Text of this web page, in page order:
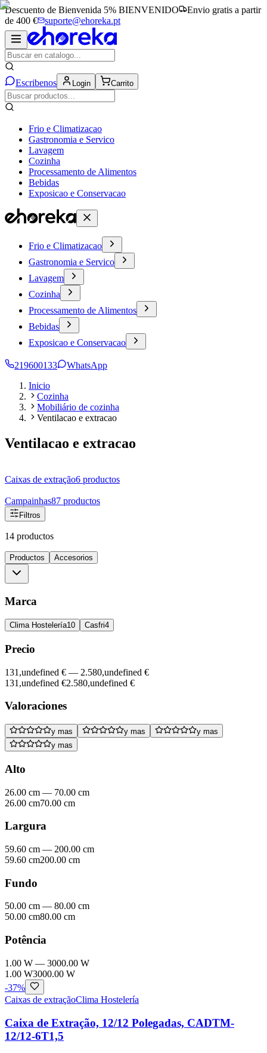
Descuento de Bienvenida 5% BIENVENIDO
Envio gratis a partir
de 400 €
suporte@ehoreka.pt
Escribenos Login Carrito
Frio e Climatizacao
Gastronomia e Servico
Lavagem
Cozinha
Processamento de Alimentos
Bebidas
Exposicao e Conservacao
Frio e Climatizacao
Gastronomia e Servico
Lavagem
Cozinha
Processamento de Alimentos
Bebidas
Exposicao e Conservacao
219600133
WhatsApp
Inicio
Cozinha
Mobiliário de cozinha
Ventilacao e extracao
Ventilacao e extracao
Caixas de extração6 productos
Campainhas87 productos
Filtros
14 productos
Productos Accesorios
Marca
Clima Hostelería10 Casfri4
Precio
131,undefined € — 2.580,undefined €
131,undefined €2.580,undefined €
Valoraciones
y mas y mas
y mas
y mas
Alto
26.00 cm — 70.00 cm
26.00 cm70.00 cm
Largura
59.60 cm — 200.00 cm
59.60 cm200.00 cm
Fundo
50.00 cm — 80.00 cm
50.00 cm80.00 cm
Potência
1.00 W — 3000.00 W
1.00 W3000.00 W
-37%
Caixas de extraçãoClima Hostelería
Caixa de Extração, 12/12 Polegadas, CADTM-
12/12-6T1,5